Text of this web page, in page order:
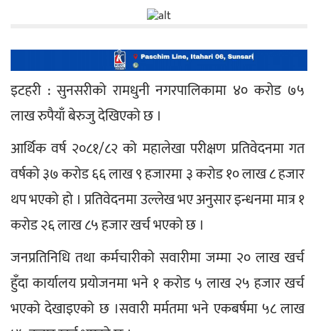
इटहरी : सुनसरीको रामधुनी नगरपालिकामा ४० करोड ७५
लाख रुपैयाँ बेरुजु देखिएको छ ।
आर्थिक वर्ष २०८१/८२ को महालेखा परीक्षण प्रतिवेदनमा गत
वर्षको ३७ करोड ६६ लाख ९ हजारमा ३ करोड १० लाख ८ हजार
थप भएको हो । प्रतिवेदनमा उल्लेख भए अनुसार इन्धनमा मात्र १
करोड २६ लाख ८५ हजार खर्च भएको छ ।
जनप्रतिनिधि तथा कर्मचारीको सवारीमा जम्मा २० लाख खर्च
हुँदा कार्यालय प्रयोजनमा भने १ करोड ५ लाख २५ हजार खर्च
भएको देखाइएको छ ।सवारी मर्मतमा भने एकबर्षमा ५८ लाख